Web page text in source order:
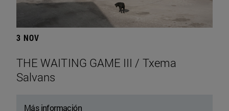
3 NOV
THE WAITING GAME III / Txema
Salvans
Más información